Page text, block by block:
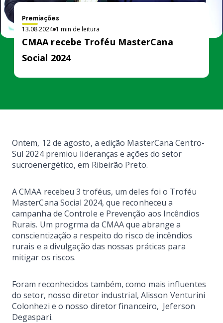
Canal de denúncia
Saúde e segurança
Código de conduta
Dúvidas frequentes
Premiações
13.08.2024 1 min de leitura
CMAA recebe Troféu MasterCana
Social 2024
Ontem, 12 de agosto, a edição MasterCana Centro-
Sul 2024 premiou lideranças e ações do setor
sucroenergético, em Ribeirão Preto.
A CMAA recebeu 3 troféus, um deles foi o Troféu
MasterCana Social 2024, que reconheceu a
campanha de Controle e Prevenção aos Incêndios
Rurais. Um progrma da CMAA que abrange a
conscientização a respeito do risco de incêndios
rurais e a divulgação das nossas práticas para
mitigar os riscos.
Foram reconhecidos também, como mais influentes
do setor, nosso diretor industrial, Alisson Venturini
Colonhezi e o nosso diretor financeiro, Jeferson
Degaspari.